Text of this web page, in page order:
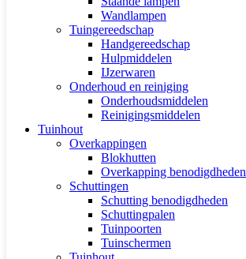
Wandlampen
Tuingereedschap
Handgereedschap
Hulpmiddelen
IJzerwaren
Onderhoud en reiniging
Onderhoudsmiddelen
Reinigingsmiddelen
Tuinhout
Overkappingen
Blokhutten
Overkapping benodigdheden
Schuttingen
Schutting benodigdheden
Schuttingpalen
Tuinpoorten
Tuinschermen